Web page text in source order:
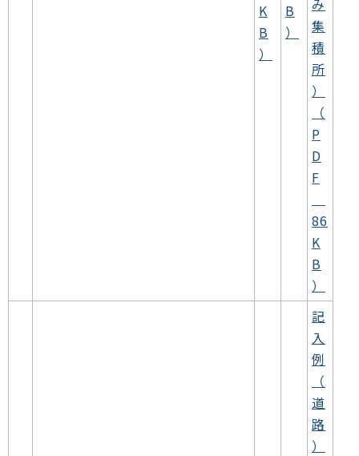
K
B
）
B
）
集
積
所
）
（
P
D
F
86
K
B
）
記
入
例
（
道
路
）